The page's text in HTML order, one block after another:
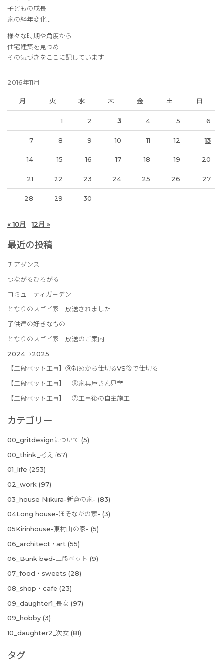
子どもの成長
家の経年変化…
様々な時期や角度から
住宅建築を見つめ
その気づきをここに記しています
2016年11月
月 火 水 木 金 土 日
1 2 3 4 5 6
7 8 9 10 11 12 13
14 15 16 17 18 19 20
21 22 23 24 25 26 27
28 29 30
« 10月 12月 »
最近の投稿
チアダンス
つながるひろがる
コミュニティガーデン
となりのスゴイ家 放送されました
子供達の好きなもの
となりのスゴイ家 放送のご案内
2024→2025
【二段ベット工事】⑨初めから仕切るVS後で仕切る
【二段ベット工事】 ⑧家具屋さん見学
【二段ベット工事】 ⑦工事後の自主施工
カテゴリー
00_gritdesignについて (5)
00_think_考え (67)
01_life (253)
02_work (97)
03_house Niikura-新倉の家- (83)
04Long house-ほそながの家- (3)
05Kirinhouse-東村山の家- (5)
06_architect・art (55)
06_Bunk bed-二段ベット (9)
07_food・sweets (28)
08_shop・cafe (23)
09_daughter1_長女 (97)
09_hobby (3)
10_daughter2_次女 (81)
タグ